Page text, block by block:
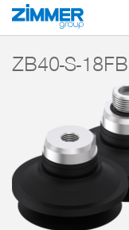
Start Produkte
ZB40-S-18FB